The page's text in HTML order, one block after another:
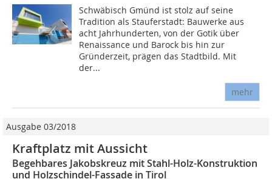
Schwäbisch Gmünd ist stolz auf seine
Tradition als Stauferstadt: Bauwerke aus
acht Jahrhunderten, von der Gotik über
Renaissance und Barock bis hin zur
Gründerzeit, prägen das Stadtbild. Mit
der...
mehr
Ausgabe 03/2018
Kraftplatz mit Aussicht
Begehbares Jakobskreuz mit Stahl-Holz-Konstruktion
und Holzschindel-Fassade in Tirol